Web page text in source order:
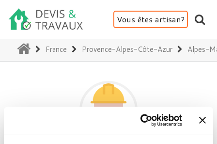
Vous êtes artisan?
(current)
France Provence-Alpes-Côte-Azur Alpes-